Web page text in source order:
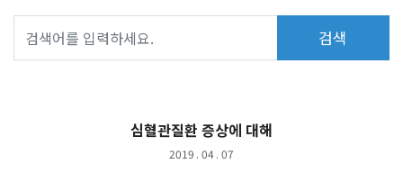
검색
심혈관질환 증상에 대해
2019 . 04 . 07